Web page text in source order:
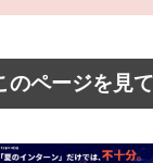
のページを見